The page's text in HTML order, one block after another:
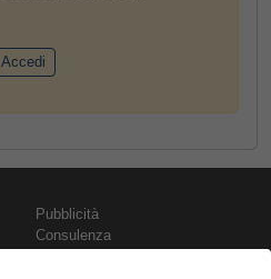
Accedi
Pubblicità
Consulenza